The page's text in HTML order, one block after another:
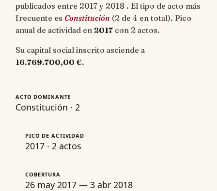
publicados entre 2017 y 2018 . El tipo de acto más
frecuente es Constitución (2 de 4 en total). Pico
anual de actividad en 2017 con 2 actos.
Su capital social inscrito asciende a
16.769.700,00 €.
ACTO DOMINANTE
Constitución · 2
PICO DE ACTIVIDAD
2017 · 2 actos
COBERTURA
26 may 2017 — 3 abr 2018